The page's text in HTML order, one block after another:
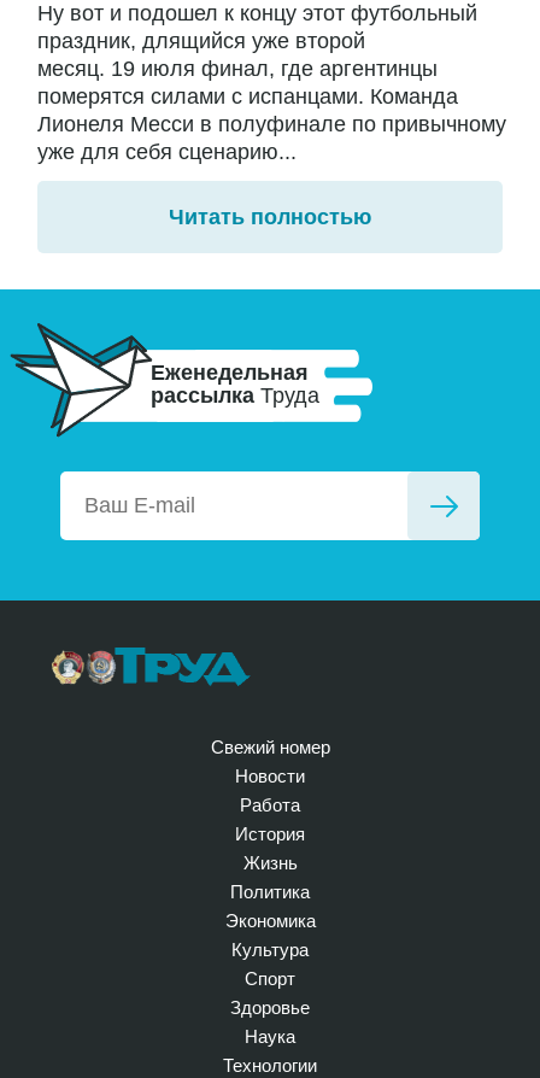
Ну вот и подошел к концу этот футбольный
праздник, длящийся уже второй
месяц. 19 июля финал, где аргентинцы
померятся силами с испанцами. Команда
Лионеля Месси в полуфинале по привычному
уже для себя сценарию...
Читать полностью
Еженедельная
рассылка Труда
Свежий номер
Новости
Работа
История
Жизнь
Политика
Экономика
Культура
Спорт
Здоровье
Наука
Технологии